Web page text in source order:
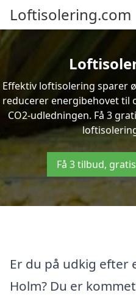
Loftisolering.com
Effektiv loftisolering sparer
reducerer energibehovet til
CO2-udledningen. Få 3
Få 3 tilbud,
Er du på udkig efter
Holm? Du er